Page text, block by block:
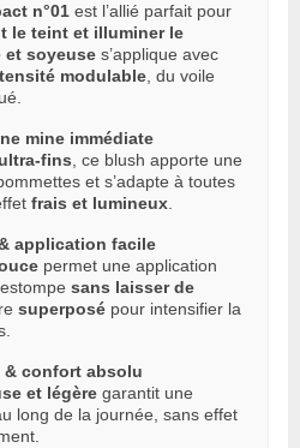
n°01 est l’allié parfait pour
le teint et illuminer le
et soyeuse s’applique avec
modulable , du voile
mine immédiate
fins , ce blush apporte une
et s’adapte à toutes
frais et lumineux
application facile
permet une application
sans laisser de
superposé pour intensifier la
& confort absolu
et légère garantit une
long de la journée, sans effet